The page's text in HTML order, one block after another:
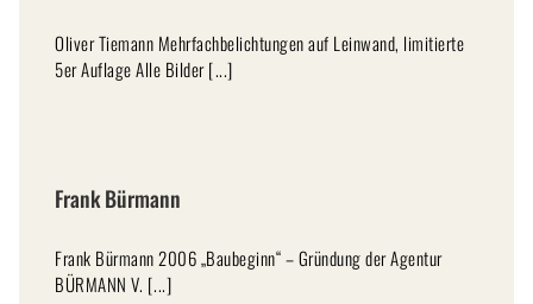
Oliver Tiemann Mehrfachbelichtungen auf Leinwand, limitierte
5er Auflage Alle Bilder [...]
Frank Bürmann
Frank Bürmann 2006 „Baubeginn“ – Gründung der Agentur
BÜRMANN V. [...]